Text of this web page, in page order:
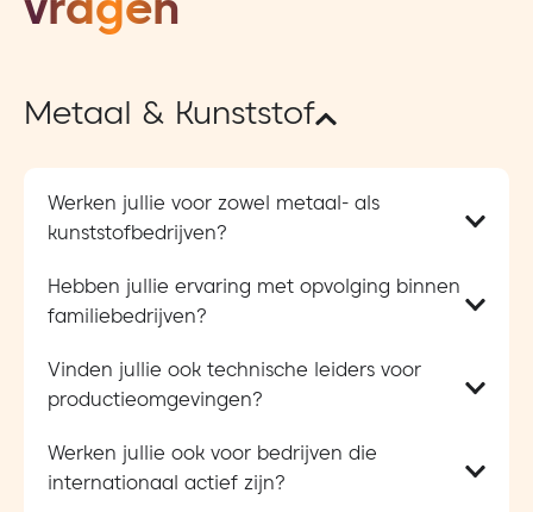
vragen
Metaal & Kunststof
Werken jullie voor zowel metaal- als
kunststofbedrijven?
Hebben jullie ervaring met opvolging binnen
familiebedrijven?
Vinden jullie ook technische leiders voor
productieomgevingen?
Werken jullie ook voor bedrijven die
internationaal actief zijn?